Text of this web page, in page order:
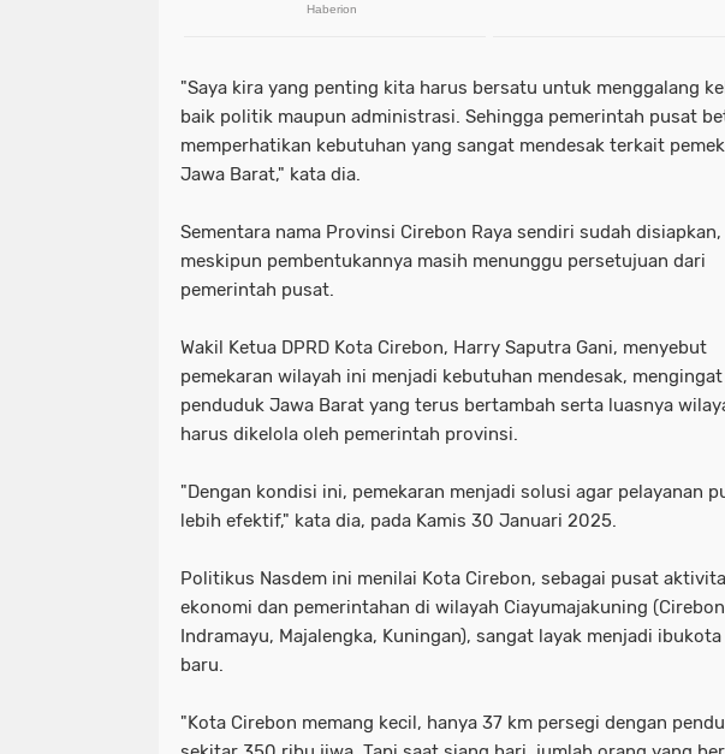
"Saya kira yang penting kita harus bersatu untuk menggalang
baik politik maupun administrasi. Sehingga pemerintah pusat
memperhatikan kebutuhan yang sangat mendesak terkait
Jawa Barat," kata dia.
Sementara nama Provinsi Cirebon Raya sendiri sudah disiapkan,
meskipun pembentukannya masih menunggu persetujuan dari
pemerintah pusat.
Wakil Ketua DPRD Kota Cirebon, Harry Saputra Gani, menyebut
pemekaran wilayah ini menjadi kebutuhan mendesak,
penduduk Jawa Barat yang terus bertambah serta luasnya
harus dikelola oleh pemerintah provinsi.
"Dengan kondisi ini, pemekaran menjadi solusi agar pelayanan
lebih efektif," kata dia, pada Kamis 30 Januari 2025.
Politikus Nasdem ini menilai Kota Cirebon, sebagai pusat
ekonomi dan pemerintahan di wilayah Ciayumajakuning
Indramayu, Majalengka, Kuningan), sangat layak menjadi
baru.
"Kota Cirebon memang kecil, hanya 37 km persegi dengan